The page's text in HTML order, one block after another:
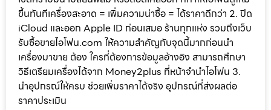
ขึ้นทันทีเครื่องสะอาด = เพิ่มความน่าซื้อ = ได้ราคาดีกว่า 2. ปิด
iCloud และออก Apple ID ก่อนเสมอ ร้านทุกแห่ง รวมถึงเว็บ
รับซื้อขายไอโฟน.com ให้ความสำคัญกับจุดนี้มากก่อนนำ
เครื่องมาขาย ต้อง ใครที่ต้องการข้อมูลอ้างอิง สามารถศึกษา
วิธีเตรียมเครื่องได้จาก Money2plus ที่หน้าจำนำไอโฟน 3.
นำอุปกรณ์ให้ครบ ช่วยเพิ่มราคาได้จริง อุปกรณ์ที่ส่งผลต่อ
ราคาประเมิน